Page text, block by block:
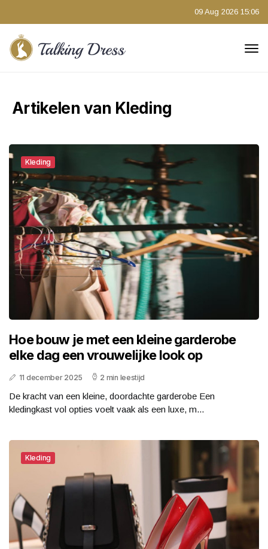
09 Aug 2026 15:06
Artikelen van Kleding
Kleding
Hoe bouw je met een kleine garderobe
elke dag een vrouwelijke look op
11 december 2025 2 min leestijd
De kracht van een kleine, doordachte garderobe Een
kledingkast vol opties voelt vaak als een luxe, m...
Kleding